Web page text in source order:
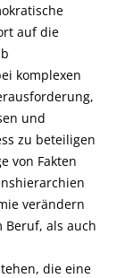
auf die
komplexen
und
zu beteiligen
von Fakten
verändern
Beruf, als auch
die eine